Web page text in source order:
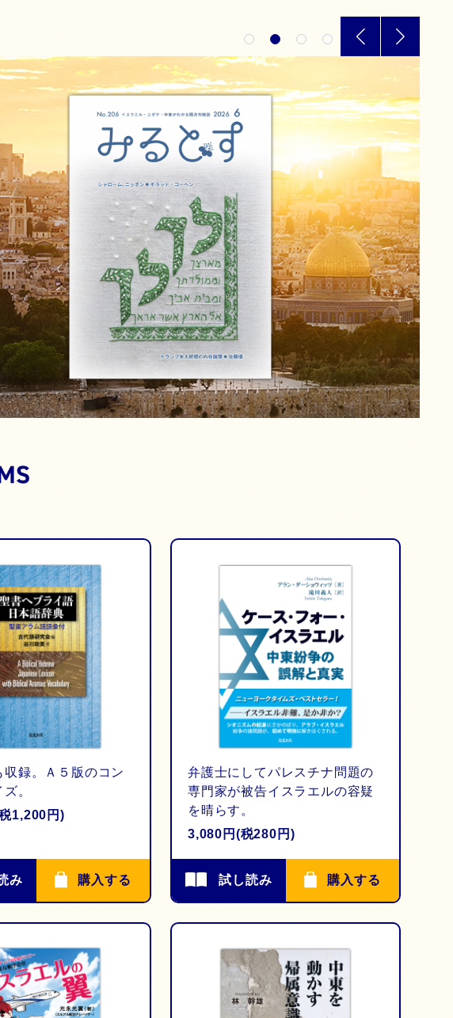
収録。Ａ５版のコン
。
1,200円)
み 購入する
弁護士にしてパレスチナ問題の
専門家が被告イスラエルの容疑
を晴らす。
3,080円(税280円)
試し読み 購入する